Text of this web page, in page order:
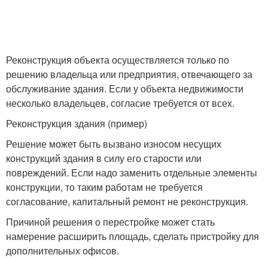
Реконструкция объекта осуществляется только по
решению владельца или предприятия, отвечающего за
обслуживание здания. Если у объекта недвижимости
несколько владельцев, согласие требуется от всех.
Реконструкция здания (пример)
Решение может быть вызвано износом несущих
конструкций здания в силу его старости или
повреждений. Если надо заменить отдельные элементы
конструкции, то таким работам не требуется
согласование, капитальный ремонт не реконструкция.
Причиной решения о перестройке может стать
намерение расширить площадь, сделать пристройку для
дополнительных офисов.